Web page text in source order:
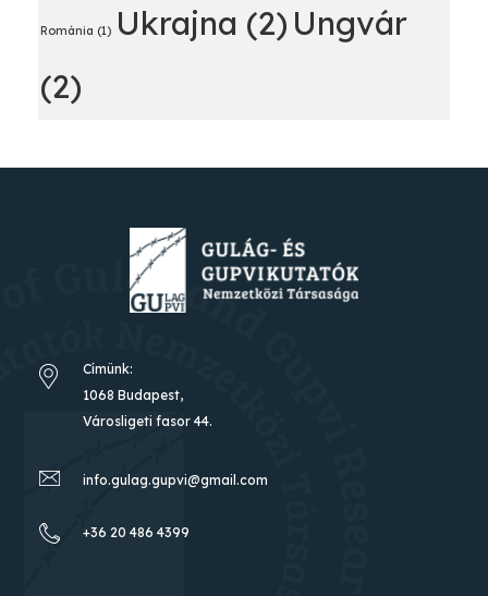
Románia (1) Ukrajna (2) Ungvár
(2)
Címünk:
1068 Budapest,
Városligeti fasor 44.
info.gulag.gupvi@gmail.com
+36 20 486 4399